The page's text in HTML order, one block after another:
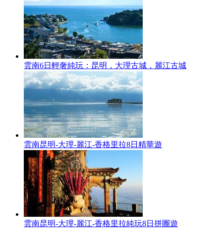
雲南6日輕奢純玩：昆明，大理古城，麗江古城
雲南昆明-大理-麗江-香格里拉8日精華遊
雲南昆明-大理-麗江-香格里拉純玩8日拼團遊